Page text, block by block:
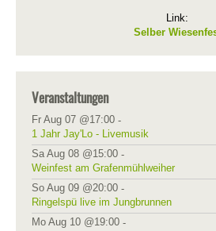
Link:
Selber
Veranstaltungen
Fr Aug 07 @17:00 -
1 Jahr Jay'Lo - Livemusik
Sa Aug 08 @15:00 -
Weinfest am Grafenmühlweiher
So Aug 09 @20:00 -
Ringelspü live im Jungbrunnen
Mo Aug 10 @19:00 -